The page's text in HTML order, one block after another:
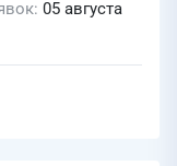
05 августа